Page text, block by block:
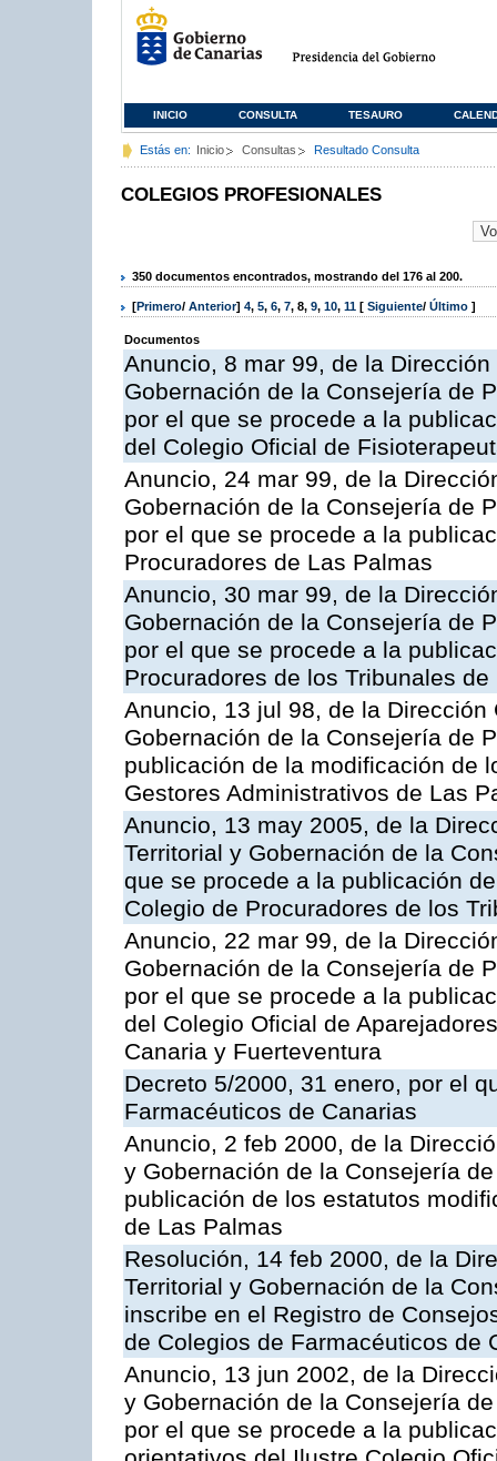
INICIO CONSULTA TESAURO
Estás en: Inicio Consultas Resultado Consulta
COLEGIOS PROFESIONALES
350 documentos encontrados, mostrando del 176 al 200.
[Primero/ Anterior] 4, 5, 6, 7, 8, 9, 10, 11 [ Siguiente/ Último ]
Documentos
Anuncio, 8 mar 99, de la
Gobernación de la Consejería de
por el que se procede a la
del Colegio Oficial de
Anuncio, 24 mar 99, de la
Gobernación de la Consejería de
por el que se procede a la
Procuradores de Las Palmas
Anuncio, 30 mar 99, de la
Gobernación de la Consejería de
por el que se procede a la
Procuradores de los Tribunales
Anuncio, 13 jul 98, de la
Gobernación de la Consejería de
publicación de la modificación de
Gestores Administrativos de Las
Anuncio, 13 may 2005, de la
Territorial y Gobernación de la
que se procede a la publicación
Colegio de Procuradores de los
Anuncio, 22 mar 99, de la
Gobernación de la Consejería de
por el que se procede a la
del Colegio Oficial de
Canaria y Fuerteventura
Decreto 5/2000, 31 enero, por el
Farmacéuticos de Canarias
Anuncio, 2 feb 2000, de la
y Gobernación de la Consejería
publicación de los estatutos
de Las Palmas
Resolución, 14 feb 2000, de la
Territorial y Gobernación de la
inscribe en el Registro de
de Colegios de Farmacéuticos de
Anuncio, 13 jun 2002, de la
y Gobernación de la Consejería
por el que se procede a la